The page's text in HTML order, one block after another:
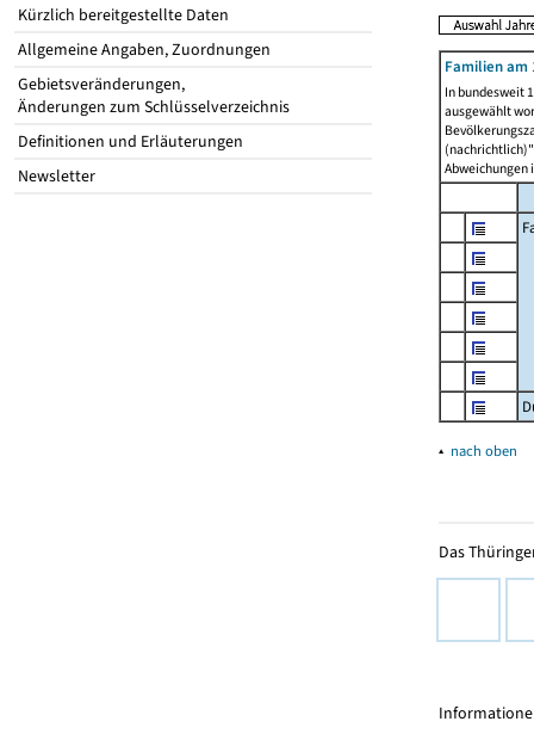
Kürzlich bereitgestellte Daten
Allgemeine Angaben, Zuordnungen
Gebietsveränderungen,
Änderungen zum Schlüsselverzeichnis
Definitionen und Erläuterungen
Newsletter
Familien am
In bundesweit
ausgewählt
Abweichungen
▴ nach oben
Das